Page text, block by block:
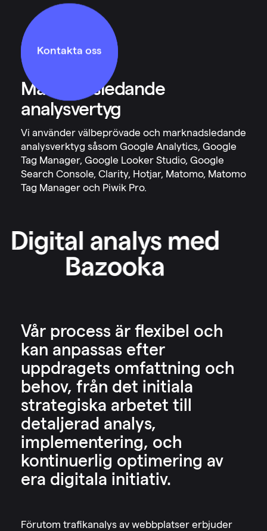
Kontakta oss
Marknadsledande
analysvertyg
Vi använder välbeprövade och marknadsledande
analysverktyg såsom Google Analytics, Google
Tag Manager, Google Looker Studio, Google
Search Console, Clarity, Hotjar, Matomo, Matomo
Tag Manager och Piwik Pro.
Digital analys med
Bazooka
Vår process är flexibel och
kan anpassas efter
uppdragets omfattning och
behov, från det initiala
strategiska arbetet till
detaljerad analys,
implementering, och
kontinuerlig optimering av
era digitala initiativ.
Förutom trafikanalys av webbplatser erbjuder